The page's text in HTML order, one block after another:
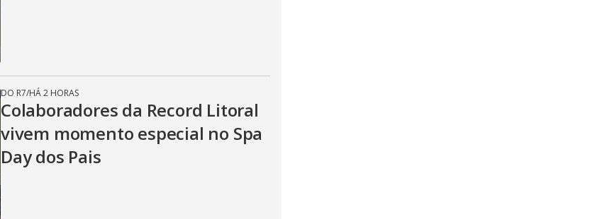
DO R7/HÁ 2 HORAS
Colaboradores da Record Litoral
vivem momento especial no Spa
Day dos Pais